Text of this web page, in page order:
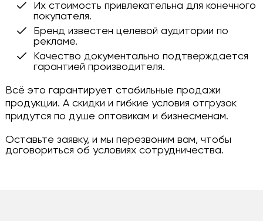
Их стоимость привлекательна для конечного
покупателя.
Бренд известен целевой аудитории по
рекламе.
Качество документально подтверждается
гарантией производителя.
Всё это гарантирует стабильные продажи
продукции. А скидки и гибкие условия отгрузок
придутся по душе оптовикам и бизнесменам.
Оставьте заявку, и мы перезвоним вам, чтобы
договориться об условиях сотрудничества.